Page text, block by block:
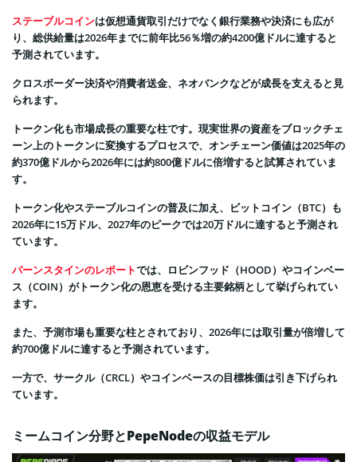
ステーブルコインは仮想通貨取引だけでなく銀行業務や決済にも広が
り、総供給量は2026年までに前年比56％増の約4200億ドルに達すると
予測されています。
クロスボーダー決済や消費者送金、ネオバンクなどが成長を支えると見
られます。
トークン化も市場成長の重要な柱です。現実世界の資産をブロックチェ
ーン上のトークンに変換するプロセスで、オンチェーン価値は2025年の
約370億ドルから2026年には約800億ドルに倍増すると試算されていま
す。
トークン化やステーブルコインの普及に加え、ビットコイン（BTC）も
2026年に15万ドル、2027年のピークでは20万ドルに達すると予測され
ています。
バーンスタインのレポートでは、ロビンフッド（HOOD）やコインベー
ス（COIN）がトークン化の恩恵を受ける主要銘柄として挙げられてい
ます。
また、予測市場も重要な柱とされており、2026年には取引量が倍増して
約700億ドルに達すると予測されています。
一方で、サークル（CRCL）やコインベースの目標株価は引き下げられ
ています。
ミームコイン分野とPepeNodeの収益モデル